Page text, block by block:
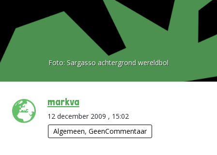
Foto: Sargasso achtergrond wereldbol
markva
12 december 2009 , 15:02
Algemeen, GeenCommentaar